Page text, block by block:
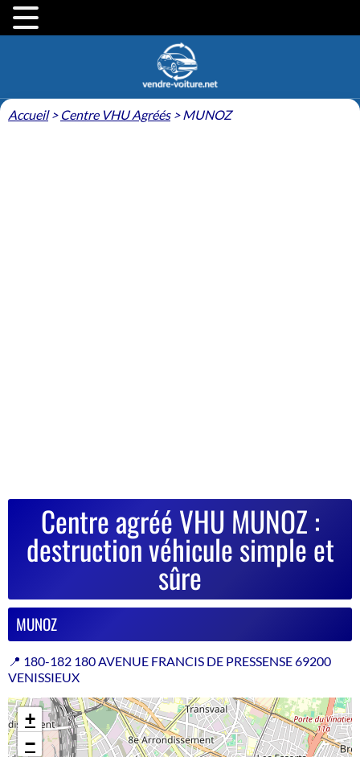
Accueil> Centre VHU Agréés> MUNOZ
Centre agréé VHU MUNOZ :
destruction véhicule simple et
sûre
MUNOZ
📍 180-182 180 AVENUE FRANCIS DE PRESSENSE 69200
VENISSIEUX
+
−